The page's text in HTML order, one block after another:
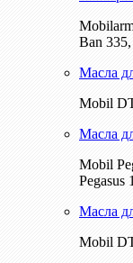
Ban
Масла
Mobil
Масла
Mobil
Pegasus
Масла
Mobil